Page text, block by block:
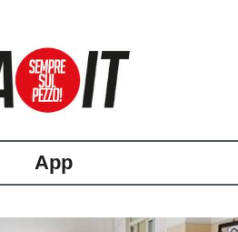
App